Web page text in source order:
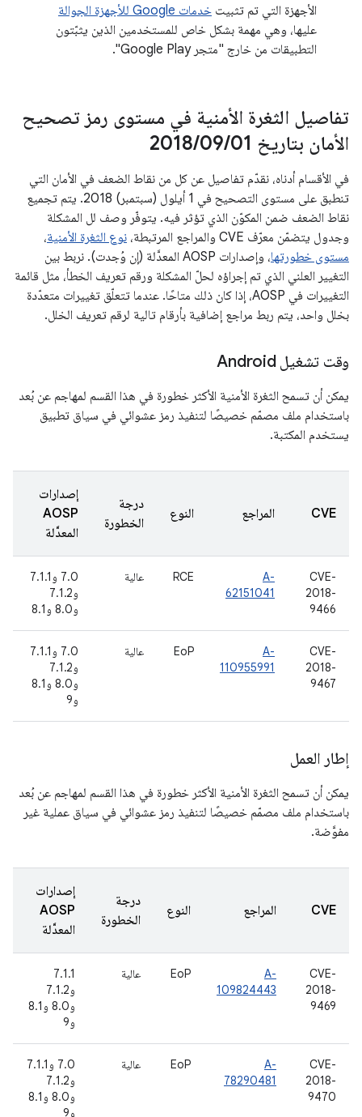
الأجهزة التي تم تثبيت خدمات Google للأجهزة الجوالة
عليها، وهي مهمة بشكل خاص للمستخدمين الذين يثبّتون
التطبيقات من خارج "متجر Google Play".
تفاصيل الثغرة الأمنية في مستوى رمز تصحيح
الأمان بتاريخ 01‏
/
09‏
/
2018
في الأقسام أدناه، نقدّم تفاصيل عن كل من نقاط الضعف في الأمان التي
تنطبق على مستوى التصحيح في 1 أيلول (سبتمبر) 2018. يتم تجميع
نقاط الضعف ضمن المكوّن الذي تؤثر فيه. يتوفّر وصف لل المشكلة
وجدول يتضمّن معرّف CVE والمراجع المرتبطة،
نوع الثغرة الأمنية،
مستوى خطورتها
، وإصدارات AOSP المعدَّلة (إن وُجدت). نربط بين
التغيير العلني الذي تم إجراؤه لحلّ المشكلة ورقم تعريف الخطأ، مثل قائمة
التغييرات في AOSP، إذا كان ذلك متاحًا. عندما تتعلّق تغييرات متعدّدة
بخلل واحد، يتم ربط مراجع إضافية بأرقام تالية لرقم تعريف الخلل.
وقت تشغيل Android
يمكن أن تسمح الثغرة الأمنية الأكثر خطورة في هذا القسم لمهاجم عن بُعد
باستخدام ملف مصمّم خصيصًا لتنفيذ رمز عشوائي في سياق تطبيق
يستخدم المكتبة.
CVE المراجع النوع
درجة
الخطورة
إصدارات
AOSP
المعدَّلة
CVE-
2018-
9466
A-
62151041
RCE عالية
7.0 و7.1.1
و7.1.2
و8.0 و8.1
CVE-
2018-
9467
A-
110955991
EoP عالية
7.0 و7.1.1
و7.1.2
و8.0 و8.1
و9
إطار العمل
يمكن أن تسمح الثغرة الأمنية الأكثر خطورة في هذا القسم لمهاجم عن بُعد
باستخدام ملف مصمّم خصيصًا لتنفيذ رمز عشوائي في سياق عملية غير
مفوَّضة.
CVE المراجع النوع
درجة
الخطورة
إصدارات
AOSP
المعدَّلة
CVE-
2018-
9469
A-
109824443
EoP عالية
7.1.1
و7.1.2
و8.0 و8.1
و9
CVE-
2018-
9470
A-
78290481
EoP عالية
7.0 و7.1.1
و7.1.2
و8.0 و8.1
و9